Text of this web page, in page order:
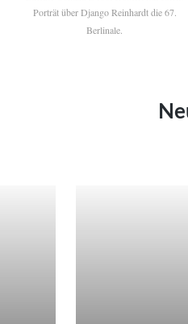
Porträt über Django Reinhardt die 67.
Berlinale.